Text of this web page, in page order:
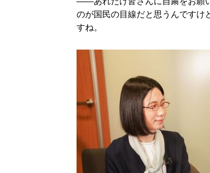
のが国民の目線だと思うんですけ
すね。